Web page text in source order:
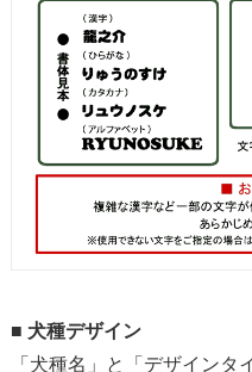
■ 犬種デザイン
「犬種名」と「デザイン